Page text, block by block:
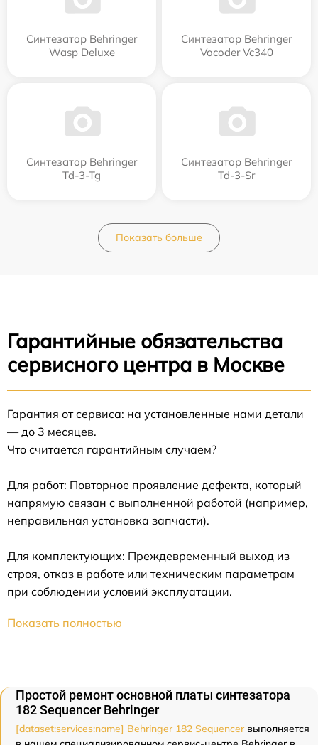
Синтезатор Behringer
Wasp Deluxe
Синтезатор Behringer
Vocoder Vc340
Синтезатор Behringer
Td-3-Tg
Синтезатор Behringer
Td-3-Sr
Показать больше
Гарантийные обязательства
сервисного центра в Москве
Гарантия от сервиса: на установленные нами детали
— до 3 месяцев.
Что считается гарантийным случаем?
Для работ: Повторное проявление дефекта, который
напрямую связан с выполненной работой (например,
неправильная установка запчасти).
Для комплектующих: Преждевременный выход из
строя, отказ в работе или техническим параметрам
при соблюдении условий эксплуатации.
Показать полностью
Простой ремонт основной платы синтезатора
182 Sequencer Behringer
[dataset:services:name] Behringer 182 Sequencer выполняется